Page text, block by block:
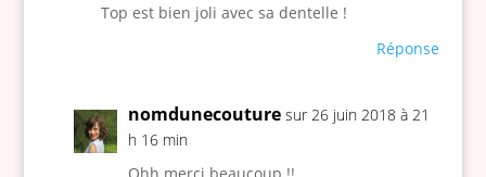
Top est bien joli avec sa dentelle !
Réponse
nomdunecouture sur 26 juin 2018 à 21
h 16 min